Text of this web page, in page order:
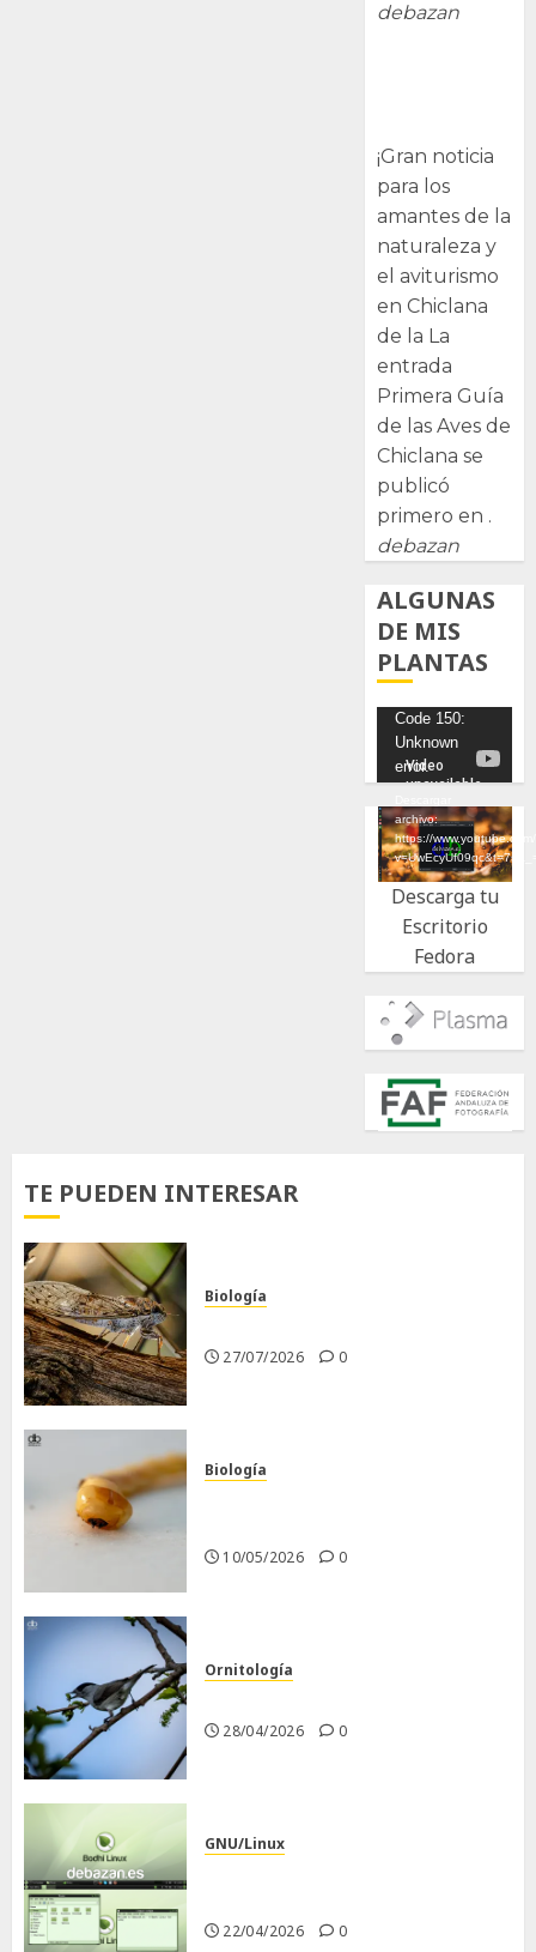
debazan
¡Gran noticia
para los
amantes de la
naturaleza y
el aviturismo
en Chiclana
de la La
entrada
Primera Guía
de las Aves de
Chiclana se
publicó
primero en .
debazan
ALGUNAS
DE MIS
PLANTAS
Reproductor
de
vídeo
Code 150:
Unknown
error.
archivo:
https://
Descarga tu
Escritorio
Fedora
TE PUEDEN INTERESAR
Biología
27/07/2026 0
Biología
10/05/2026 0
Ornitología
28/04/2026 0
GNU/Linux
22/04/2026 0